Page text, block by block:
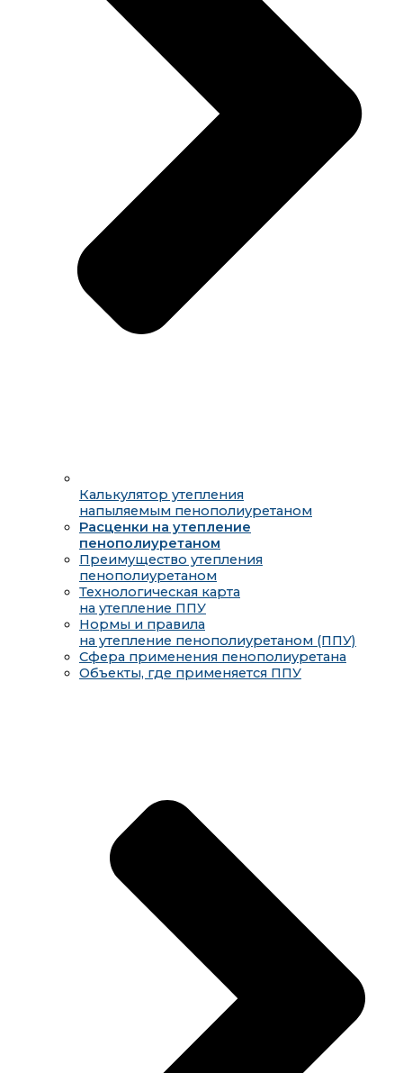
Калькулятор утепления
напыляемым пенополиуретаном
Расценки на утепление
пенополиуретаном
Преимущество утепления
пенополиуретаном
Технологическая карта
на утепление ППУ
Нормы и правила
на утепление пенополиуретаном (ППУ)
Сфера применения пенополиуретана
Объекты, где применяется ППУ